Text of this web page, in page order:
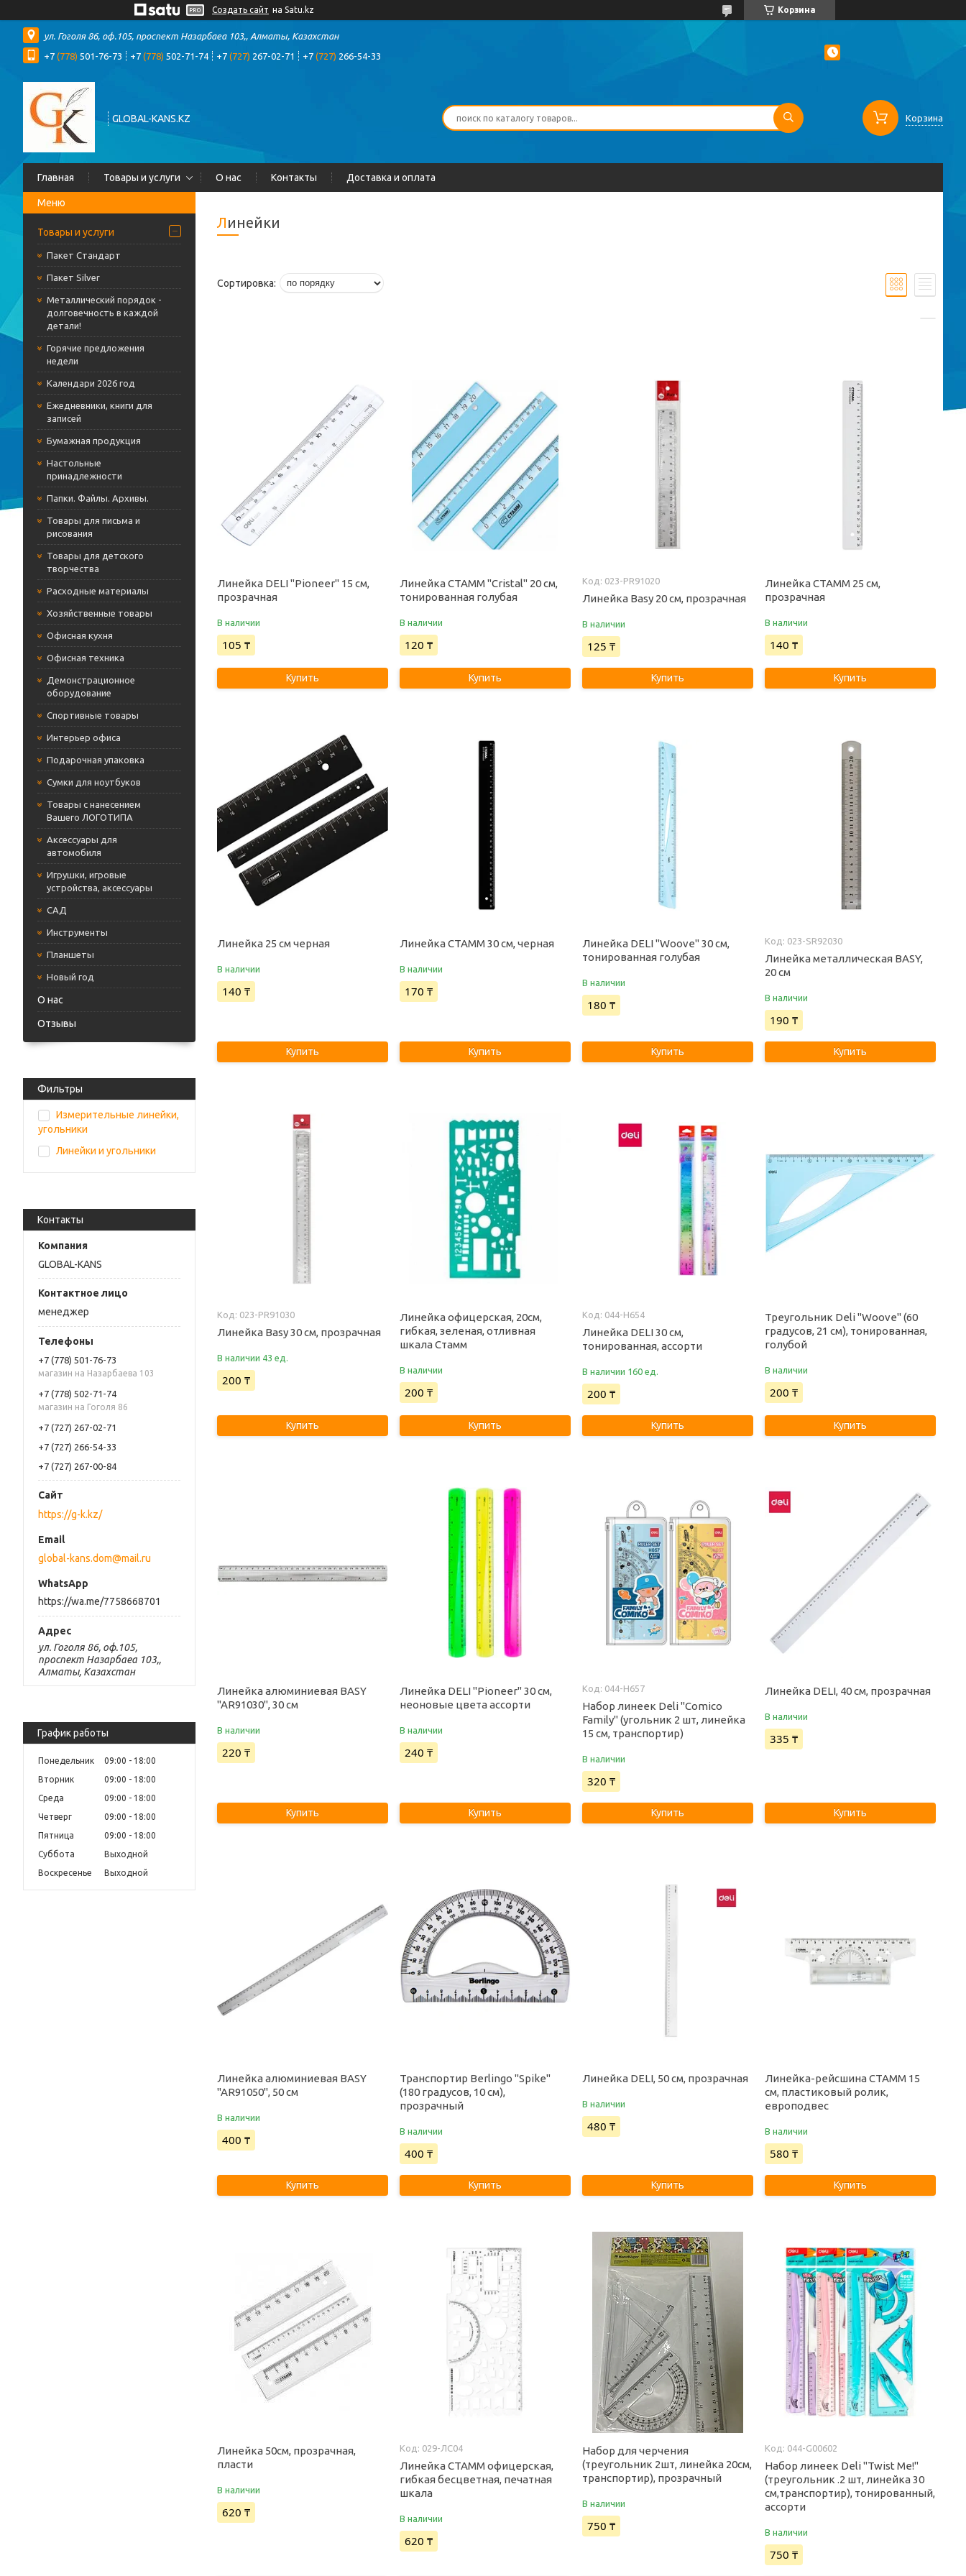
Создать сайт на Satu.kz Корзина
ул. Гоголя 86, оф.105, проспект Назарбаеа 103,, Алматы, Казахстан
+7 (778) 501-76-73 +7 (778) 502-71-74 +7 (727) 267-02-71 +7 (727) 266-54-33
GLOBAL-KANS.KZ Корзина
Главная Товары и услуги О нас Контакты Доставка и оплата
Товары и услуги
Пакет Стандарт
Пакет Silver
Металлический порядок -
долговечность в каждой
детали!
Горячие предложения
недели
Календари 2026 год
Ежедневники, книги для
записей
Бумажная продукция
Настольные
принадлежности
Папки. Файлы. Архивы.
Товары для письма и
рисования
Товары для детского
творчества
Расходные материалы
Хозяйственные товары
Офисная кухня
Офисная техника
Демонстрационное
оборудование
Cпортивные товары
Интерьер офиса
Подарочная упаковка
Сумки для ноутбуков
Товары с нанесением
Вашего ЛОГОТИПА
Аксессуары для
автомобиля
Игрушки, игровые
устройства, аксессуары
САД
Инструменты
Планшеты
Новый год
О нас
Отзывы
Фильтры
Измерительные линейки,
угольники
Линейки и угольники
Контакты
GLOBAL-KANS
менеджер
+7 (778) 501-76-73
магазин на Назарбаева 103
+7 (778) 502-71-74
магазин на Гоголя 86
+7 (727) 267-02-71
+7 (727) 266-54-33
+7 (727) 267-00-84
https://g-k.kz/
global-kans.dom@mail.ru
https://wa.me/7758668701
ул. Гоголя 86, оф.105,
проспект Назарбаеа 103,,
Алматы, Казахстан
График работы
Понедельник 09:00
18:00
Вторник
09:00
18:00
Среда
09:00
18:00
Четверг
09:00
18:00
Пятница
09:00
18:00
Суббота
Выходной
Воскресенье
Выходной
Линейки
Линейка DELI "Pioneer" 15 см,
прозрачная
В наличии
105 ₸
Купить
Линейка СТАММ "Cristal" 20 см,
тонированная голубая
В наличии
120 ₸
Купить
023-PR91020
Линейка Basy 20 см, прозрачная
В наличии
125 ₸
Купить
Линейка СТАММ 25 см,
прозрачная
В наличии
140 ₸
Купить
Линейка 25 см черная
В наличии
140 ₸
Купить
Линейка СТАММ 30 см, черная
В наличии
170 ₸
Купить
Линейка DELI "Woove" 30 см,
тонированная голубая
В наличии
180 ₸
Купить
023-SR92030
Линейка металлическая BASY,
20 см
В наличии
190 ₸
Купить
023-PR91030
Линейка Basy 30 см, прозрачная
В наличии 43 ед.
200 ₸
Купить
Линейка офицерская, 20см,
гибкая, зеленая, отливная
шкала Стамм
В наличии
200 ₸
Купить
044-H654
Линейка DELI 30 см,
тонированная, ассорти
В наличии 160 ед.
200 ₸
Купить
Треугольник Deli "Woove" (60
градусов, 21 см), тонированная,
голубой
В наличии
200 ₸
Купить
Линейка алюминиевая BASY
"AR91030", 30 см
В наличии
220 ₸
Купить
Линейка DELI "Pioneer" 30 см,
неоновые цвета ассорти
В наличии
240 ₸
Купить
044-H657
Набор линеек Deli "Comico
Family" (угольник 2 шт, линейка
15 см, транспортир)
В наличии
320 ₸
Купить
Линейка DELI, 40 см, прозрачная
В наличии
335 ₸
Купить
Линейка алюминиевая BASY
"AR91050", 50 см
В наличии
400 ₸
Купить
Транспортир Berlingo "Spike"
(180 градусов, 10 см),
прозрачный
В наличии
400 ₸
Купить
Линейка DELI, 50 см, прозрачная
В наличии
480 ₸
Купить
Линейка-рейсшина СТАММ 15
см, пластиковый ролик,
европодвес
В наличии
580 ₸
Купить
Линейка 50см, прозрачная,
пласти
В наличии
620 ₸
029-ЛС04
Линейка СТАММ офицерская,
гибкая бесцветная, печатная
шкала
В наличии
620 ₸
Набор для черчения
(треугольник 2шт, линейка 20см,
транспортир), прозрачный
В наличии
750 ₸
044-G00602
Набор линеек Deli "Twist Me!"
(треугольник .2 шт, линейка 30
см,транспортир), тонированный,
ассорти
В наличии
750 ₸